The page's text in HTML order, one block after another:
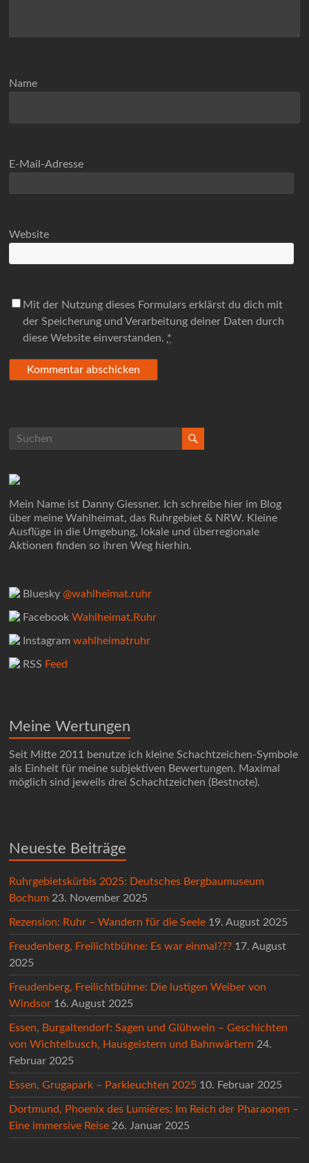
Name
E-Mail-Adresse
Website
Mit der Nutzung dieses Formulars erklärst du dich mit
der Speicherung und Verarbeitung deiner Daten durch
diese Website einverstanden. *
Mein Name ist Danny Giessner. Ich schreibe hier im Blog
über meine Wahlheimat, das Ruhrgebiet & NRW. Kleine
Ausflüge in die Umgebung, lokale und überregionale
Aktionen finden so ihren Weg hierhin.
Bluesky@wahlheimat.ruhr
FacebookWahlheimat.Ruhr
Instagramwahlheimatruhr
RSS Feed
Meine Wertungen
Seit Mitte 2011 benutze ich kleine Schachtzeichen-Symbole
als Einheit für meine subjektiven Bewertungen. Maximal
möglich sind jeweils drei Schachtzeichen (Bestnote).
Neueste Beiträge
Ruhrgebietskürbis 2025: Deutsches Bergbaumuseum
Bochum 23. November 2025
Rezension: Ruhr – Wandern für die Seele 19. August 2025
Freudenberg, Freilichtbühne: Es war einmal??? 17. August
2025
Freudenberg, Freilichtbühne: Die lustigen Weiber von
Windsor 16. August 2025
Essen, Burgaltendorf: Sagen und Glühwein – Geschichten
von Wichtelbusch, Hausgeistern und Bahnwärtern 24.
Februar 2025
Essen, Grugapark – Parkleuchten 2025 10. Februar 2025
Dortmund, Phoenix des Lumières: Im Reich der Pharaonen –
Eine immersive Reise 26. Januar 2025